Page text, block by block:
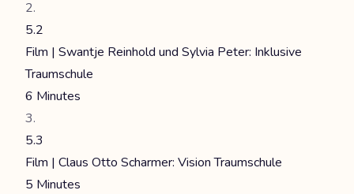
5.2
Film | Swantje Reinhold und Sylvia Peter: Inklusive
Traumschule
6 Minutes
5.3
Film | Claus Otto Scharmer: Vision Traumschule
5 Minutes